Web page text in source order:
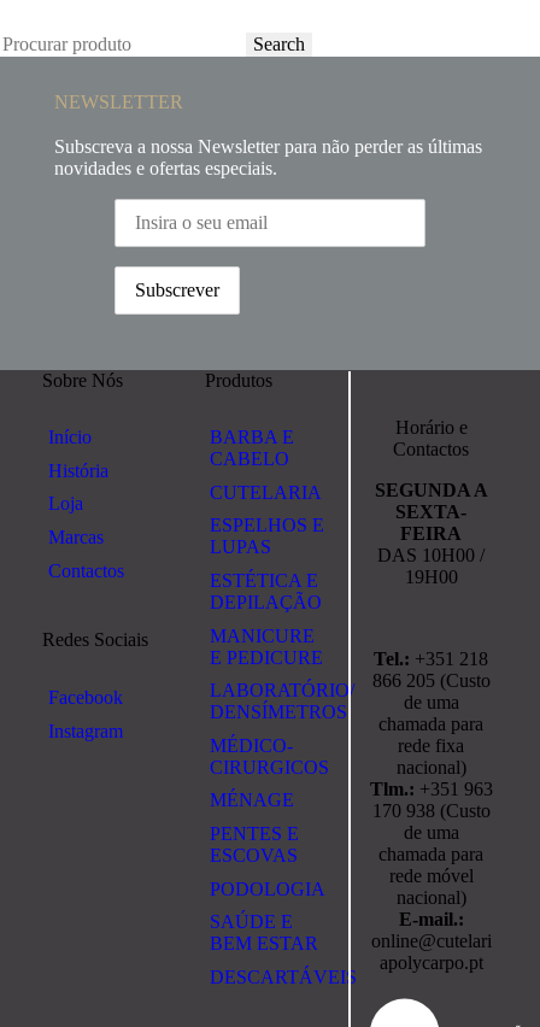
Search
NEWSLETTER
Subscreva a nossa Newsletter para não perder as últimas
novidades e ofertas especiais.
Sobre Nós
Início
História
Loja
Marcas
Contactos
Redes Sociais
Facebook
Instagram
Produtos
BARBA E
CABELO
CUTELARIA
ESPELHOS E
LUPAS
ESTÉTICA E
DEPILAÇÃO
MANICURE
E PEDICURE
LABORATÓRIO/
DENSÍMETROS
MÉDICO-
CIRURGICOS
MÉNAGE
PENTES E
ESCOVAS
PODOLOGIA
SAÚDE E
BEM ESTAR
DESCARTÁVEIS
Horário e
Contactos
SEGUNDA A
SEXTA-
FEIRA
DAS 10H00 /
19H00
Tel.: +351 218
866 205 (Custo
de uma
chamada para
rede fixa
nacional)
Tlm.: +351 963
170 938 (Custo
de uma
chamada para
rede móvel
nacional)
E-mail.:
online@cutelari
apolycarpo.pt